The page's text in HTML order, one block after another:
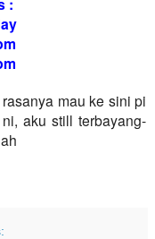
mau ke sini pi
aku still terbayang-